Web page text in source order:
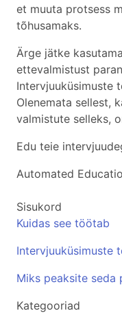
et muuta protsess
tõhusamaks.
Ärge jätke
ettevalmistust
Intervjuuküsimuste
Olenemata sellest,
valmistute selleks,
Edu teie
Automated
Sisukord
Kuidas see töötab
Intervjuuküsimuste
Miks peaksite seda
Kategooriad